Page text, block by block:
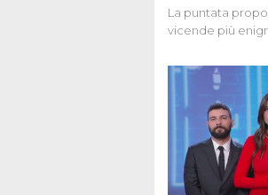
La puntata
vicende più
seriale
gli anni '90 e il
potrebbe essere
affronta inoltre
Firenze, le cui
oggi avvolte in
chiariti. Nel
l'intervista